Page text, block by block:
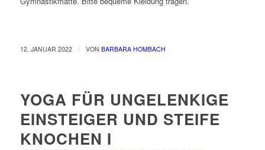
12. JANUAR 2022 / VON BARBARA HOMBACH
YOGA FÜR UNGELENKIGE
EINSTEIGER UND STEIFE
KNOCHEN I